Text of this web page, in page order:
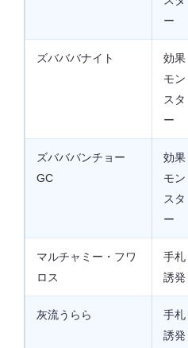
ー
ズバババナイト
効果
モン
スタ
ー
ズバババンチョー
GC
効果
モン
スタ
ー
マルチャミー・フワ
ロス
手札
誘発
灰流うらら
手札
誘発